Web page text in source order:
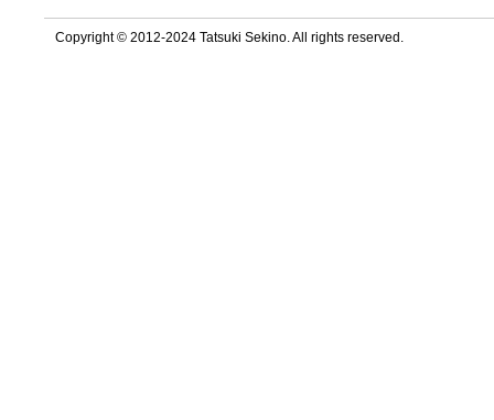
Copyright © 2012-2024 Tatsuki Sekino. All rights reserved.